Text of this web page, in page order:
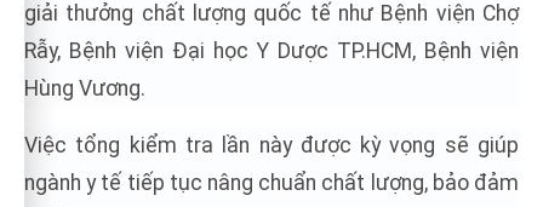
giải thưởng chất lượng quốc tế như Bệnh viện Chợ
Rẫy, Bệnh viện Đại học Y Dược TP.HCM, Bệnh viện
Hùng Vương.
Việc tổng kiểm tra lần này được kỳ vọng sẽ giúp
ngành y tế tiếp tục nâng chuẩn chất lượng, bảo đảm